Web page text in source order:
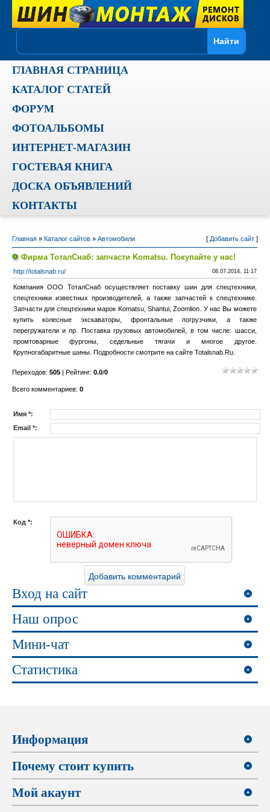
ГЛАВНАЯ СТРАНИЦА
КАТАЛОГ СТАТЕЙ
ФОРУМ
ФОТОАЛЬБОМЫ
ИНТЕРНЕТ-МАГАЗИН
ГОСТЕВАЯ КНИГА
ДОСКА ОБЪЯВЛЕНИЙ
КОНТАКТЫ
Главная» Каталог сайтов» Автомобили [ Добавить сайт]
Фирма ТоталСнаб: запчасти Komatsu. Покупайте у нас!
http://totalsnab.ru/ 08.07.2014, 11:17
Компания ООО ТоталСнаб осуществляет поставку шин для спецтехники,
спецтехники известных производителей, а также запчастей к спецтехнике.
Запчасти для спецтехники марок Komatsu, Shantui, Zoomlion. У нас Вы можете
купить колесные экскаваторы, фронтальные погрузчики, а также
перегружатели и пр. Поставка грузовых автомобилей, в том числе: шасси,
промтоварные фургоны, седельные тягачи и многое другое.
Крупногабаритные шины. Подробности смотрите на сайте Totalsnab.Ru.
Переходов: 505| Рейтинг: 0.0/0
Всего комментариев: 0
Имя *:
Email *:
Код *:
Вход на сайт
Наш опрос
Мини-чат
Статистика
Информация
Почему стоит купить
Мой акаунт